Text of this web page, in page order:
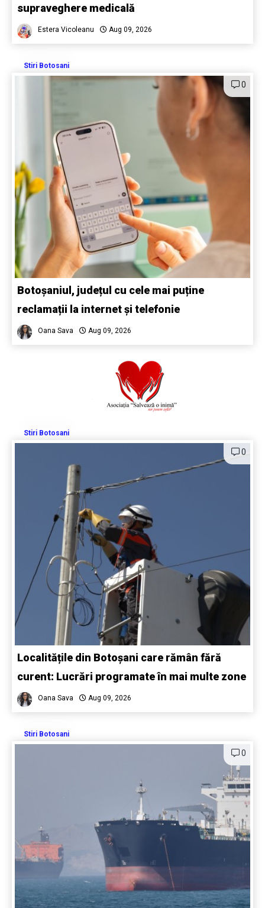
supraveghere medicală
Estera Vicoleanu Aug 09, 2026
Stiri Botosani
0
Botoșaniul, județul cu cele mai puține
reclamații la internet și telefonie
Oana Sava Aug 09, 2026
Stiri Botosani
0
Localitățile din Botoșani care rămân fără
curent: Lucrări programate în mai multe zone
Oana Sava Aug 09, 2026
Stiri Botosani
0